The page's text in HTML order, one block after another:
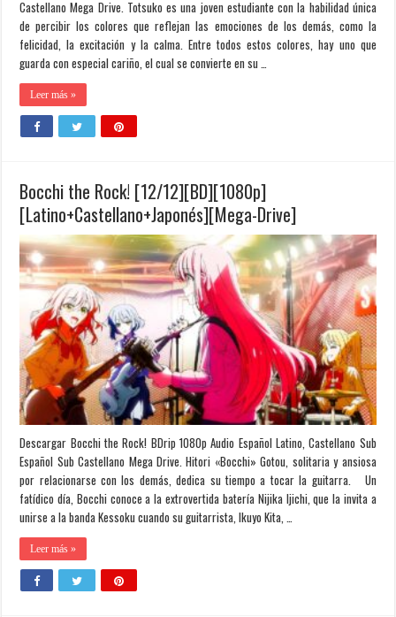
Castellano Mega Drive. Totsuko es una joven estudiante con la habilidad única
de percibir los colores que reflejan las emociones de los demás, como la
felicidad, la excitación y la calma. Entre todos estos colores, hay uno que
guarda con especial cariño, el cual se convierte en su …
Leer más »
Bocchi the Rock! [12/12][BD][1080p]
[Latino+Castellano+Japonés][Mega-Drive]
Descargar Bocchi the Rock! BDrip 1080p Audio Español Latino, Castellano Sub
Español Sub Castellano Mega Drive. Hitori «Bocchi» Gotou, solitaria y ansiosa
por relacionarse con los demás, dedica su tiempo a tocar la guitarra. Un
fatídico día, Bocchi conoce a la extrovertida batería Nijika Ijichi, que la invita a
unirse a la banda Kessoku cuando su guitarrista, Ikuyo Kita, …
Leer más »